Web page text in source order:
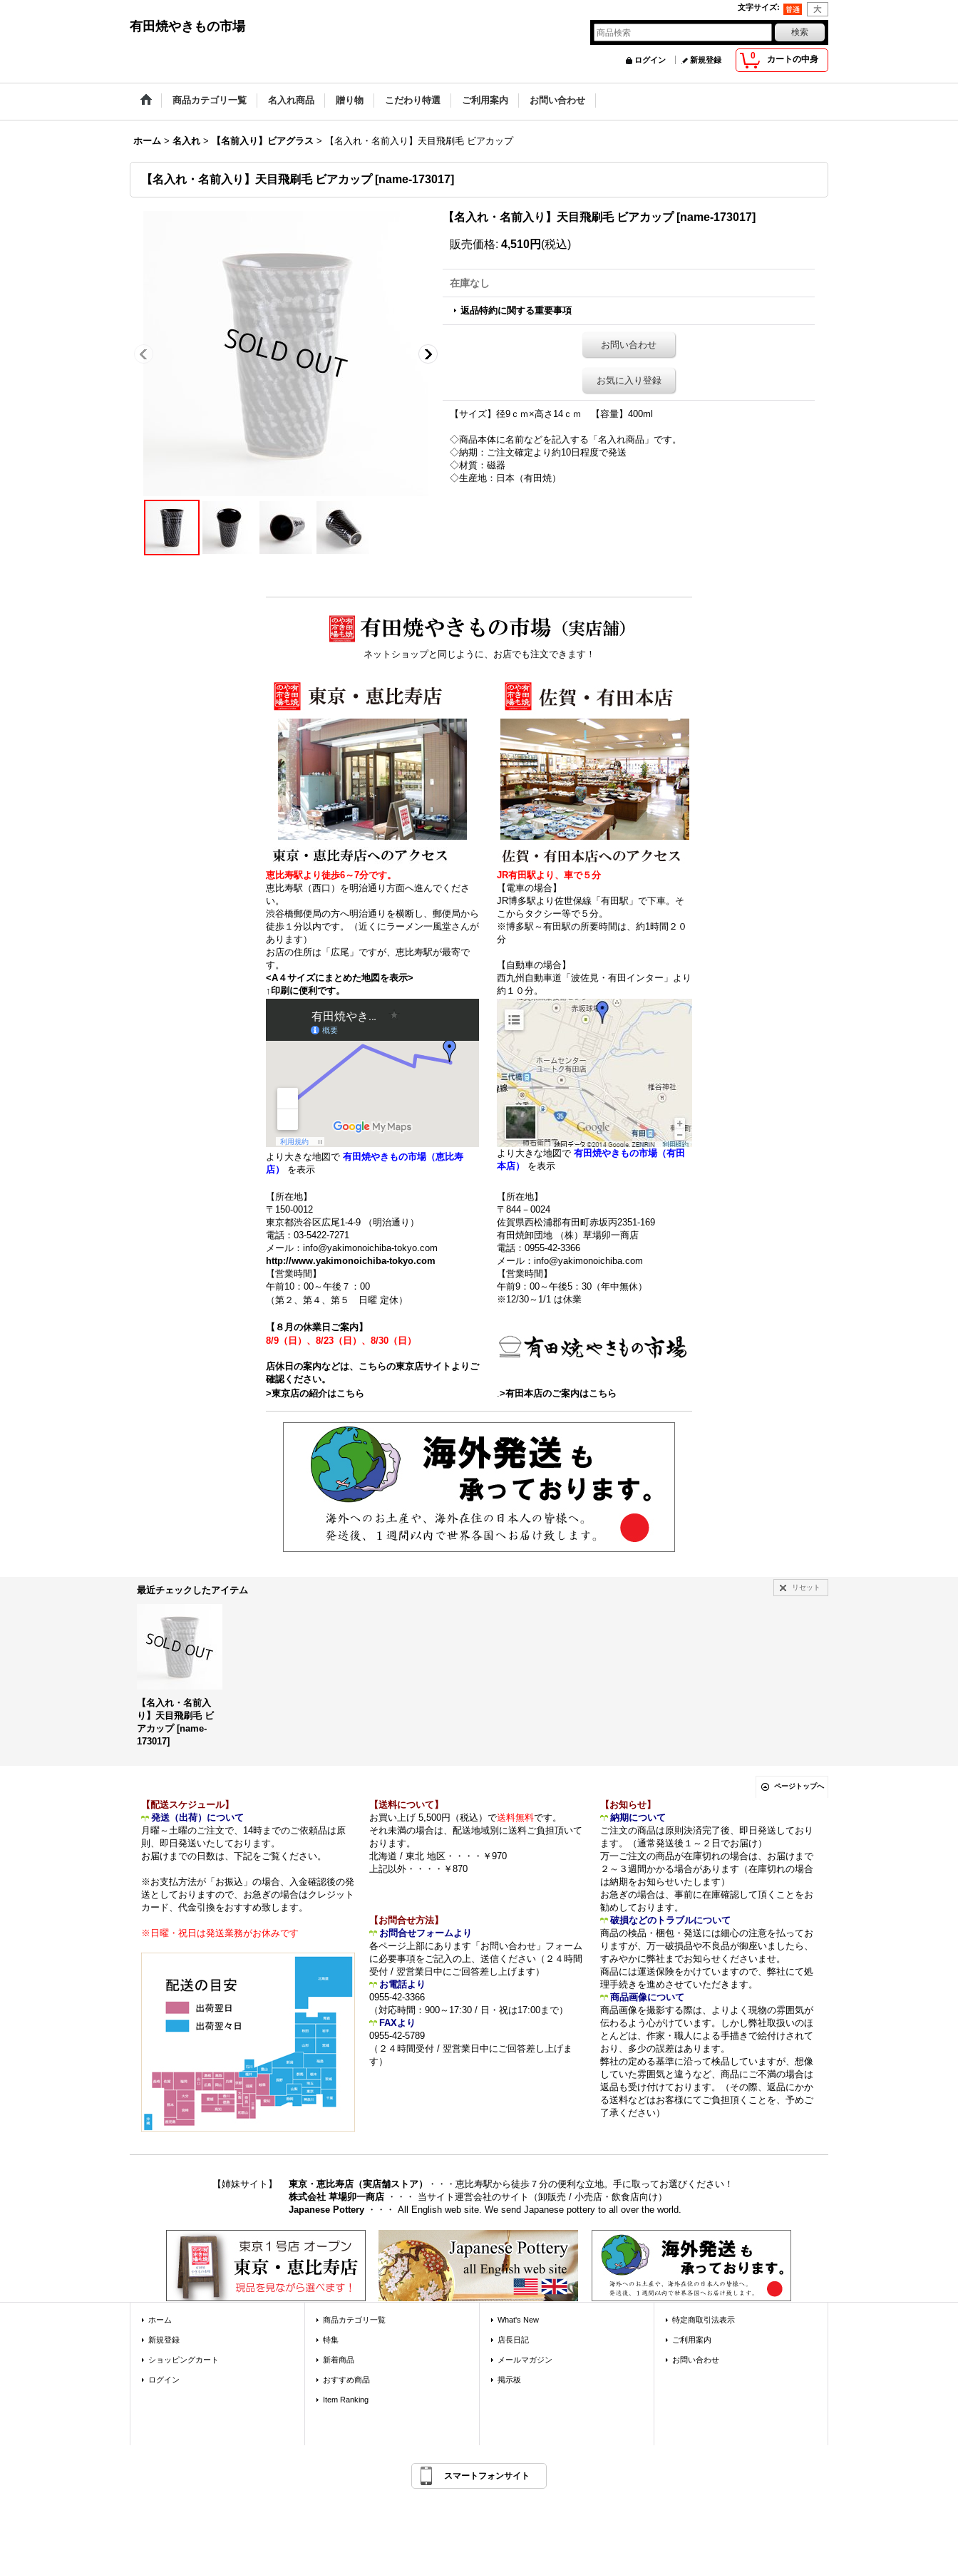
文字サイズ:
有田焼やきもの市場
0 カートの中身
ログイン 新規登録
商品カテゴリ一覧 名入れ商品 贈り物 こだわり特選 ご利用案内 お問い合わせ
ホーム > 名入れ > 【名前入り】ビアグラス > 【名入れ・名前入り】天目飛刷毛 ビアカップ
【名入れ・名前入り】天目飛刷毛 ビアカップ [name-173017]
【名入れ・名前入り】天目飛刷毛 ビアカップ [name-173017]
販売価格: 4,510円 (税込)
在庫なし
返品特約に関する重要事項
お問い合わせ
お気に入り登録
【サイズ】径9ｃｍ×高さ14ｃｍ 【容量】400ml
◇商品本体に名前などを記入する「名入れ商品」です。
◇納期：ご注文確定より約10日程度で発送
◇材質：磁器
◇生産地：日本（有田焼）
ネットショップと同じように、お店でも注文できます！
恵比寿駅より徒歩6～7分です。
恵比寿駅（西口）を明治通り方面へ進んでくださ
い。
渋谷橋郵便局の方へ明治通りを横断し、郵便局から
徒歩１分以内です。（近くにラーメン一風堂さんが
あります）
お店の住所は「広尾」ですが、恵比寿駅が最寄で
す。
<A４サイズにまとめた地図を表示>
↑印刷に便利です。
JR有田駅より、車で５分
【電車の場合】
JR博多駅より佐世保線「有田駅」で下車。そ
こからタクシー等で５分。
※博多駅～有田駅の所要時間は、約1時間２０
分
【自動車の場合】
西九州自動車道「波佐見・有田インター」より
約１０分。
より大きな地図で 有田焼やきもの市場（恵比寿
店）
を表示
より大きな地図で 有田焼やきもの市場（有田
本店）
を表示
【所在地】
〒150-0012
東京都渋谷区広尾1-4-9 （明治通り）
電話：03-5422-7271
メール：info@yakimonoichiba-tokyo.com
http://www.yakimonoichiba-tokyo.com
【営業時間】
午前10：00～午後７：00
（第２、第４、第５ 日曜 定休）
【８月の休業日ご案内】
8/9（日）、8/23（日）、8/30（日）
店休日の案内などは、こちらの東京店サイトよりご
確認ください。
【所在地】
〒844－0024
佐賀県西松浦郡有田町赤坂丙2351-169
有田焼卸団地 （株）草場卯一商店
電話：0955-42-3366
メール：info@yakimonoichiba.com
【営業時間】
午前9：00～午後5：30（年中無休）
※12/30～1/1 は休業
>東京店の紹介はこちら .>有田本店のご案内はこちら
最近チェックしたアイテム リセット
【名入れ・名前入
り】天目飛刷毛 ビ
アカップ [name-
173017]
ページトップへ
【配送スケジュール】
発送（出荷）について
月曜～土曜のご注文で、14時までのご依頼品は原
則、即日発送いたしております。
お届けまでの日数は、下記をご覧ください。
※お支払方法が「お振込」の場合、入金確認後の発
送としておりますので、お急ぎの場合はクレジット
カード、代金引換をおすすめ致します。
※日曜・祝日は発送業務がお休みです
【送料について】
お買い上げ 5,500円（税込）で送料無料です。
それ未満の場合は、配送地域別に送料ご負担頂いて
おります。
北海道 / 東北 地区・・・・￥970
上記以外・・・・￥870
【お問合せ方法】
お問合せフォームより
各ページ上部にあります「お問い合わせ」フォーム
に必要事項をご記入の上、送信ください（２４時間
受付 / 翌営業日中にご回答差し上げます）
お電話より
0955-42-3366
（対応時間：900～17:30 / 日・祝は17:00まで）
FAXより
0955-42-5789
（２４時間受付 / 翌営業日中にご回答差し上げま
す）
【お知らせ】
納期について
ご注文の商品は原則決済完了後、即日発送しており
ます。（通常発送後１～２日でお届け）
万一ご注文の商品が在庫切れの場合は、お届けまで
２～３週間かかる場合があります（在庫切れの場合
は納期をお知らせいたします）
お急ぎの場合は、事前に在庫確認して頂くことをお
勧めしております。
破損などのトラブルについて
商品の検品・梱包・発送には細心の注意を払ってお
りますが、万一破損品や不良品が御座いましたら、
すみやかに弊社までお知らせくださいませ。
商品には運送保険をかけていますので、弊社にて処
理手続きを進めさせていただきます。
商品画像について
商品画像を撮影する際は、よりよく現物の雰囲気が
伝わるよう心がけています。しかし弊社取扱いのほ
とんどは、作家・職人による手描きで絵付けされて
おり、多少の誤差はあります。
弊社の定める基準に沿って検品していますが、想像
していた雰囲気と違うなど、商品にご不満の場合は
返品も受け付けております。（その際、返品にかか
る送料などはお客様にてご負担頂くことを、予めご
了承ください）
【姉妹サイト】 東京・恵比寿店（実店舗ストア）
・・・恵比寿駅から徒歩７分の便利な立地。手に取ってお選びください！
株式会社 草場卯一商店 ・・・ 当サイト運営会社のサイト（卸販売 / 小売店・飲食店向け）
Japanese Pottery ・・・ All English web site. We send Japanese pottery to all over the world.
ホーム
新規登録
ショッピングカート
ログイン
商品カテゴリ一覧
特集
新着商品
おすすめ商品
Item Ranking
What's New
店長日記
メールマガジン
掲示板
特定商取引法表示
ご利用案内
お問い合わせ
スマートフォンサイト